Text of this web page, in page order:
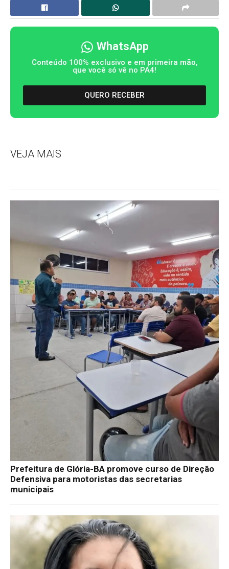
WhatsApp
Conteúdo 100% exclusivo e em primeira mão,
que você só vê no PA4!
QUERO RECEBER
VEJA MAIS
Prefeitura de Glória-BA promove curso de Direção
Defensiva para motoristas das secretarias
municipais